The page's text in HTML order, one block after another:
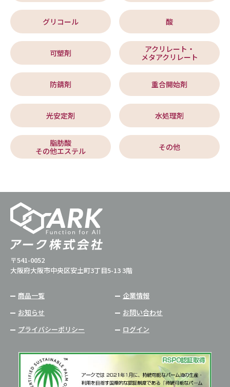
グリコール 酸
可塑剤
アクリレート・
メタアクリレート
防錆剤 重合開始剤
光安定剤 水処理剤
脂肪酸
その他エステル
その他
〒541-0052
大阪府大阪市中央区安土町3丁目5-13 3階
商品一覧
企業情報
お知らせ
お問い合わせ
プライバシーポリシー
ログイン